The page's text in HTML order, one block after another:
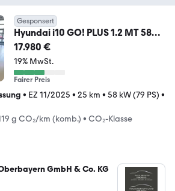
Gesponsert
Hyundai i10 GO! PLUS 1.2 MT 58
kW (79 PS) 5 Jahre Gar...
17.980 €
19% MwSt.
Fairer Preis
• EZ 11/2025 • 25 km • 58 kW (79 PS) •
g CO₂/km (komb.) • CO₂-Klasse
GmbH & Co. KG